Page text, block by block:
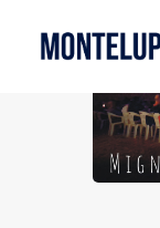
MONTELUPO SPORT
ESTATE A MONTELUPO